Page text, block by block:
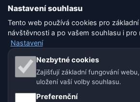
Nastavení
Naše weby o počasí:
🇨🇿 Česko 🇭🇷 Chorvatsko
🇩🇪🇦🇹🇨🇭 Německo / Rakousko
Nastavení souhlasu
Tento web používá cookies pro
návštěvnosti a po vašem souhlasu i pro
Nastavení
Nezbytné cookies
Zajišťují základní fungování
uložení vaší volby souhlasu.
Preferenční